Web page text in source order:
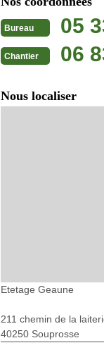
Bureau 05
Chantier 06
Nous localiser
Etetage Geaune
211 chemin de la
40250 Souprosse